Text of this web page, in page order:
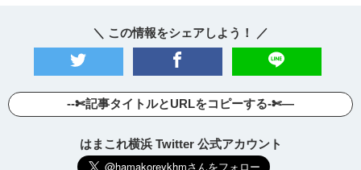
＼ この情報をシェアしよう！ ／
--✄記事タイトルとURLをコピーする-✄—
はまこれ横浜 Twitter 公式アカウント